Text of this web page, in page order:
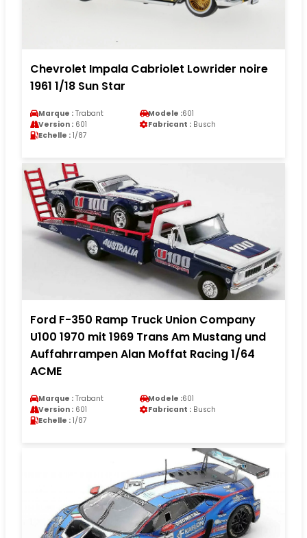
Chevrolet Impala Cabriolet Lowrider noire
1961 1/18 Sun Star
Marque : Trabant Modele :601
Version : 601 Fabricant : Busch
Echelle : 1/87
Ford F-350 Ramp Truck Union Company
U100 1970 mit 1969 Trans Am Mustang und
Auffahrrampen Alan Moffat Racing 1/64
ACME
Marque : Trabant Modele :601
Version : 601 Fabricant : Busch
Echelle : 1/87